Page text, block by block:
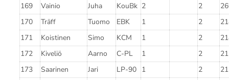
169
Vainio Juha KouBk 2 2
170
Träff Tuomo EBK 1 2
171
Koistinen Simo KCM 1 2
172
Kiveliö Aarno C-PL 1 2
173
Saarinen Jari LP-90 1 2